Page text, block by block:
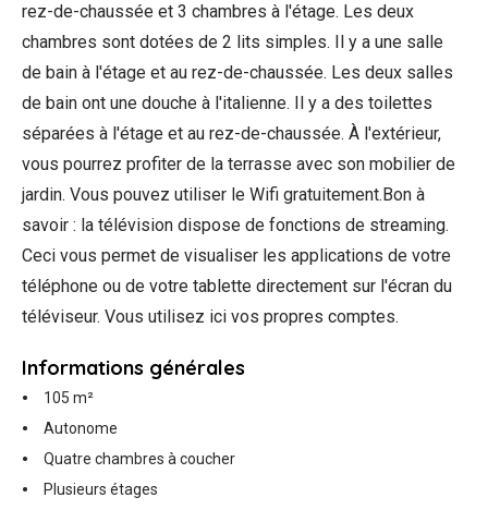
rez-de-chaussée et 3 chambres à l'étage. Les deux
chambres sont dotées de 2 lits simples. Il y a une salle
de bain à l'étage et au rez-de-chaussée. Les deux salles
de bain ont une douche à l'italienne. Il y a des toilettes
séparées à l'étage et au rez-de-chaussée. À l'extérieur,
vous pourrez profiter de la terrasse avec son mobilier de
jardin. Vous pouvez utiliser le Wifi gratuitement.Bon à
savoir : la télévision dispose de fonctions de streaming.
Ceci vous permet de visualiser les applications de votre
téléphone ou de votre tablette directement sur l'écran du
téléviseur. Vous utilisez ici vos propres comptes.
Informations générales
105 m²
Autonome
Quatre chambres à coucher
Plusieurs étages